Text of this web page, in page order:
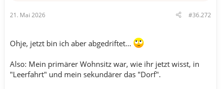
21. Mai 2026 #36.272
Ohje, jetzt bin ich aber abgedriftet...
Also: Mein primärer Wohnsitz war, wie ihr jetzt wisst, in
"Leerfahrt" und mein sekundärer das "Dorf".